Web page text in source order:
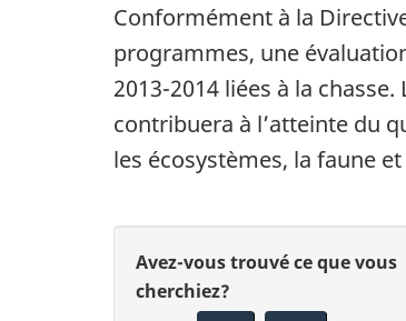
Conformément à la
programmes, une
2013-2014 liées à la
contribuera à l’atteinte du
les écosystèmes, la faune
D
é
D
Avez-vous trouvé ce que vous
cherchiez?